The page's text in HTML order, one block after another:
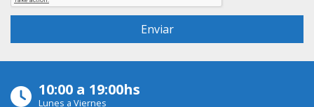
10:00 a 19:00hs
Lunes a Viernes